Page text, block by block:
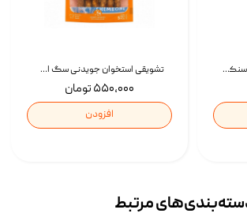
تشویقی استخوان جویدنی سگ اسنکی کرانچی با طعم مرغ Snacky Crunchy Munchy وزن 100 گرم
۵۵۰,۰۰۰ تومان
افزودن
تشویقی گربه درمانی کرانچ اسنکی با طعم میکس Snacky Crunch Cat Treats وزن 60 گرم بسته 4 عددی
مرتبط